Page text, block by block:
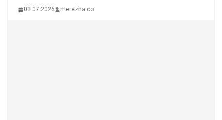
03.07.2026 merezha.co